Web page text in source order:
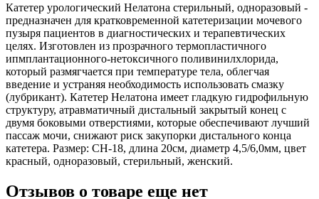
Катетер урологический Нелатона стерильный, одноразовый -
предназначен для кратковременной катетеризации мочевого
пузыря пациентов в диагностических и терапевтических
целях. Изготовлен из прозрачного термопластичного
ипмплантационного-нетоксичного поливинилхлорида,
который размягчается при температуре тела, облегчая
введение и устраняя необходимость использовать смазку
(лубрикант). Катетер Нелатона имеет гладкую гидрофильную
структуру, атравматичный дистальный закрытый конец с
двумя боковыми отверстиями, которые обеспечивают лучший
пассаж мочи, снижают риск закупорки дистального конца
катетера. Размер: CH-18, длина 20см, диаметр 4,5/6,0мм, цвет
красный, одноразовый, стерильный, женский.
Отзывов о товаре еще нет